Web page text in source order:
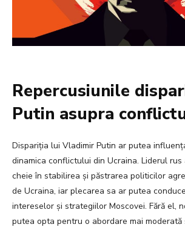
Repercusiunile
Putin asupra
Dispariția lui Vladimir Putin ar putea
dinamica conflictului din Ucraina. Liderul
cheie în stabilirea și păstrarea politicilor
de Ucraina, iar plecarea sa ar putea
intereselor și strategiilor Moscovei. Fără el,
putea opta pentru o abordare mai moderată